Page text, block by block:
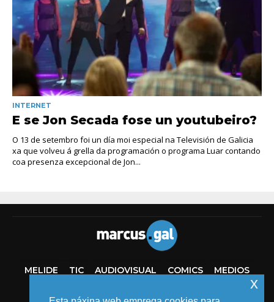
INTERNET
E se Jon Secada fose un youtubeiro?
O 13 de setembro foi un día moi especial na Televisión de Galicia
xa que volveu á grella da programación o programa Luar contando
coa presenza excepcional de Jon...
MELIDE TIC AUDIOVISUAL COMICS
MEDIOS
x